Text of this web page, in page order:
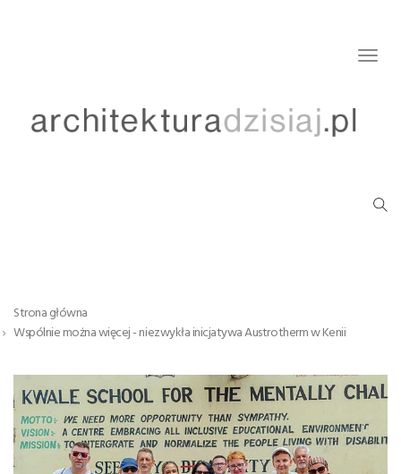
Strona główna
Wspólnie można więcej - niezwykła inicjatywa Austrotherm w Kenii